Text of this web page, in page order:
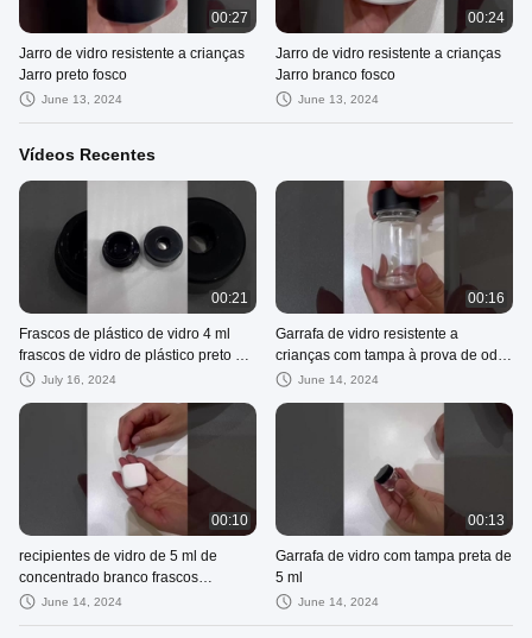
00:27
Jarro de vidro resistente a crianças
Jarro preto fosco
June 13, 2024
00:24
Jarro de vidro resistente a crianças
Jarro branco fosco
June 13, 2024
Vídeos Recentes
00:21
Frascos de plástico de vidro 4 ml
frascos de vidro de plástico preto de
4 ml frascos redondos de vidro de
concentrados com
July 16, 2024
00:16
Garrafa de vidro resistente a
crianças com tampa à prova de odor
clara branca e preta
June 14, 2024
00:10
recipientes de vidro de 5 ml de
concentrado branco frascos
quadrados
June 14, 2024
00:13
Garrafa de vidro com tampa preta de
5 ml
June 14, 2024